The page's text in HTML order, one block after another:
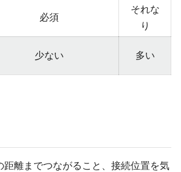
必須
それな
り
少ない 多い
距離までつながること、接続位置を気